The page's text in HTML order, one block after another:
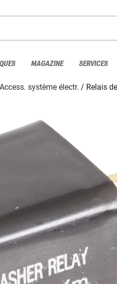
MAGAZINE SERVICES
Access. système électr.
Relais